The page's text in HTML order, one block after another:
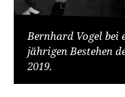
Bernhard Vogel bei
jährigen Bestehen
2019.